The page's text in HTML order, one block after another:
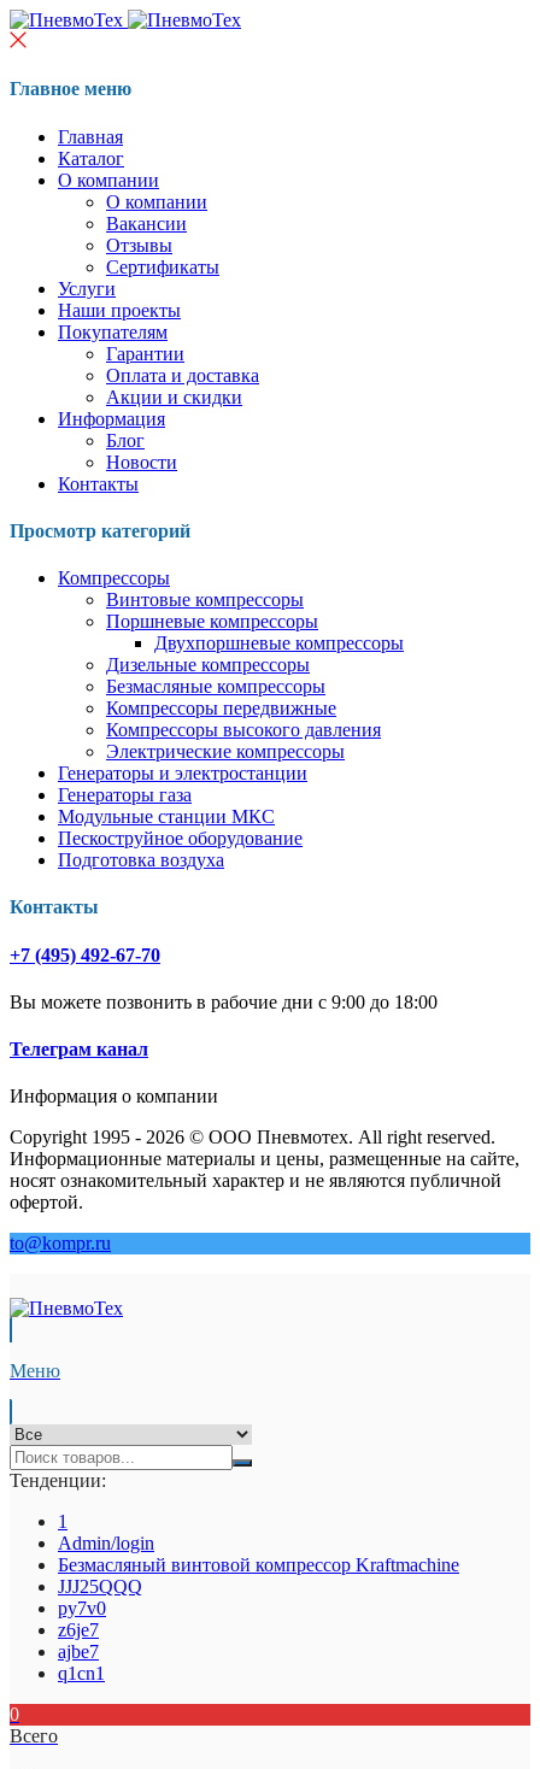
Главное меню
Главная
Каталог
О компании
О компании
Вакансии
Отзывы
Сертификаты
Услуги
Наши проекты
Покупателям
Гарантии
Оплата и доставка
Акции и скидки
Информация
Блог
Новости
Контакты
Просмотр категорий
Компрессоры
Винтовые компрессоры
Поршневые компрессоры
Двухпоршневые компрессоры
Дизельные компрессоры
Безмасляные компрессоры
Компрессоры передвижные
Компрессоры высокого давления
Электрические компрессоры
Генераторы и электростанции
Генераторы газа
Модульные станции МКС
Пескоструйное оборудование
Подготовка воздуха
Контакты
+7 (495) 492-67-70
Вы можете позвонить в рабочие дни с 9:00 до 18:00
Телеграм канал
Информация о компании
Copyright 1995 - 2026 © ООО Пневмотех. All right reserved.
Информационные материалы и цены, размещенные на сайте,
носят ознакомительный характер и не являются публичной
офертой.
to@kompr.ru
Меню
Тенденции:
1
Admin/login
Безмасляный винтовой компрессор Kraftmaсhine
JJJ25QQQ
py7v0
z6je7
ajbe7
q1cn1
0
Всего